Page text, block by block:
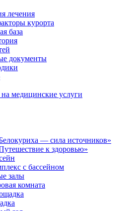
лечения
курорта
база
документы
медицинские услуги
— сила источников»
к здоровью»
с бассейном
залы
комната